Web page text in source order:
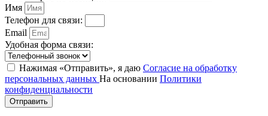
Имя
Телефон для связи:
Email
Удобная форма связи:
Нажимая «Отправить», я даю Согласие на обработку
персональных данных На основании Политики
конфиденциальности
Отправить